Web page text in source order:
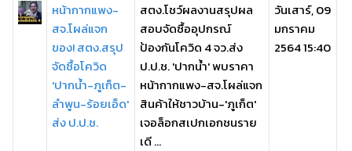
หน้ากากแพง-
สจ.โผล่แจก
ของ! สตง.สรุป
จัดซื้อโควิด
'ปากน้ำ-ภูเก็ต-
ลำพูน-ร้อยเอ็ด'
ส่ง ป.ป.ช.
สตง.โชว์ผลงานสรุปผล
สอบจัดซื้ออุปกรณ์
ป้องกันโควิด 4 จว.ส่ง
ป.ป.ช. 'ปากน้ำ' พบราคา
หน้ากากแพง-สจ.โผล่แจก
สินค้าให้ชาวบ้าน-'ภูเก็ต'
เจอล็อกสเปกเอกชนราย
เดี ...
วันเสาร์, 09
มกราคม
2564 15:40